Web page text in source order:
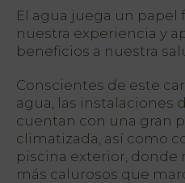
Contacto
Localización
Noticias
Destino
Guarda
El agua juega un
nuestra experiencia y
beneficios a nuestra
Conscientes de este
agua, las instalaciones
cuentan con una gran
climatizada, así como
piscina exterior, donde
más calurosos que